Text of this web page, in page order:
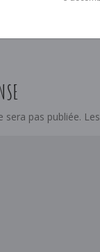
sera pas publiée.